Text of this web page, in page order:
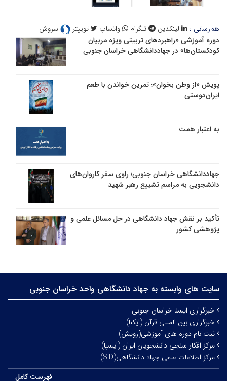
هم‌رسانی : لینکدین تلگرام واتساپ توییتر
سروش
دوره آموزشی «راهبردهای تربیتی ویژه مربیان
کودکستان‌ها» در جهاددانشگاهی خراسان جنوبی
پویش «از وطن بخوان»؛ تمرین خواندن با طعم
ایران‌دوستی
به اعتبار همت
جهاددانشگاهی خراسان جنوبی؛ راوی سفر کاروان‌های
دانشجویی به مراسم تشییع رهبر شهید
تأکید بر نقش جهاد دانشگاهی در حل مسائل علمی و
پژوهشی کشور
سایت های وابسته به جهاد دانشگاهی واحد خراسان جنوبی
خبرگزاری ایسنا خراسان جنوبی
خبرگزاری بین المللی قرآن (ایکنا)
ثبت نام دوره های آموزشی(رویش)
مرکز افکار سنجی دانشجویان ایران (ایسپا)
مرکز اطلاعات علمی جهاد دانشگاهی(SID)
فهرست کامل